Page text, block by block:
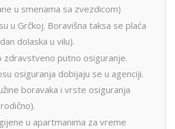
u smenama sa zvezdicom)
u Grčkoj. Boravišna taksa se plaća
dolaska u vilu).
zdravstveno putno osiguranje.
osiguranja dobijaju se u agenciji.
boravaka i vrste osiguranja
u apartmanima za vreme